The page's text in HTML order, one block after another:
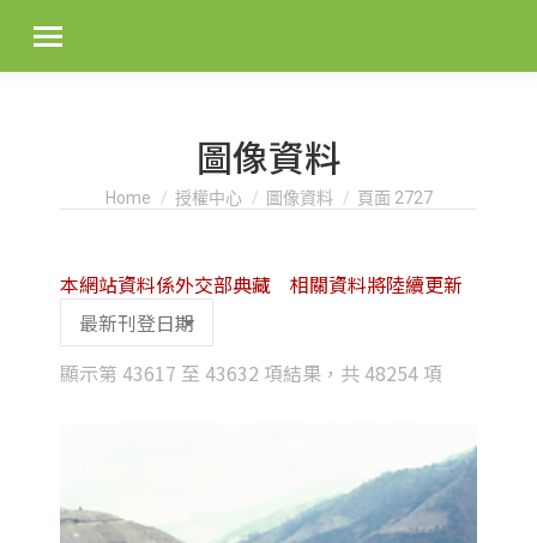
圖像資料
You are here:
Home 授權中心 圖像資料 頁面 2727
顯示第 43617 至 43632 項結果，共 48254 項
本網站資料係外交部典藏 相關資料將陸續更新